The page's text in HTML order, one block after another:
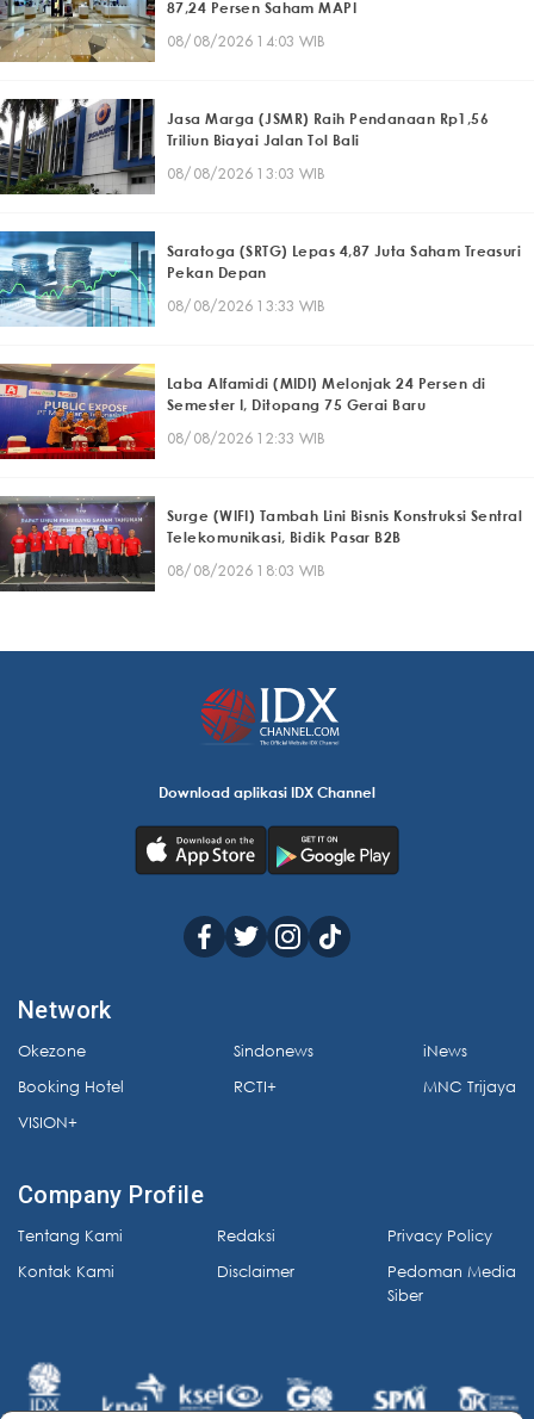
87,24 Persen Saham MAPI
08/08/2026 14:03 WIB
Jasa Marga (JSMR) Raih Pendanaan Rp1,56
Triliun Biayai Jalan Tol Bali
08/08/2026 13:03 WIB
Saratoga (SRTG) Lepas 4,87 Juta Saham Treasuri
Pekan Depan
08/08/2026 13:33 WIB
Laba Alfamidi (MIDI) Melonjak 24 Persen di
Semester I, Ditopang 75 Gerai Baru
08/08/2026 12:33 WIB
Surge (WIFI) Tambah Lini Bisnis Konstruksi Sentral
Telekomunikasi, Bidik Pasar B2B
08/08/2026 18:03 WIB
Download aplikasi IDX Channel
Network
Okezone
Booking Hotel
VISION+
Sindonews
RCTI+
iNews
MNC Trijaya
Company Profile
Tentang Kami
Kontak Kami
Redaksi
Disclaimer
Privacy Policy
Pedoman Media
Siber